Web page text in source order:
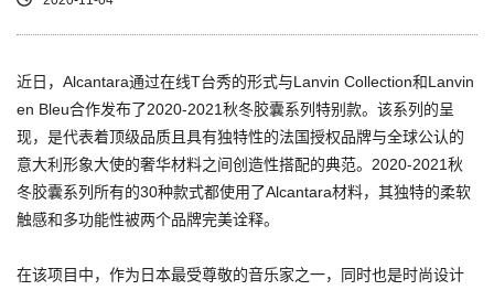
近日，Alcantara通过在线T台秀的形式与Lanvin Collection和Lanvin
en Bleu合作发布了2020-2021秋冬胶囊系列特别款。该系列的呈
现，是代表着顶级品质且具有独特性的法国授权品牌与全球公认的
意大利形象大使的奢华材料之间创造性搭配的典范。2020-2021秋
冬胶囊系列所有的30种款式都使用了Alcantara材料，其独特的柔软
触感和多功能性被两个品牌完美诠释。
在该项目中，作为日本最受尊敬的音乐家之一，同时也是时尚设计